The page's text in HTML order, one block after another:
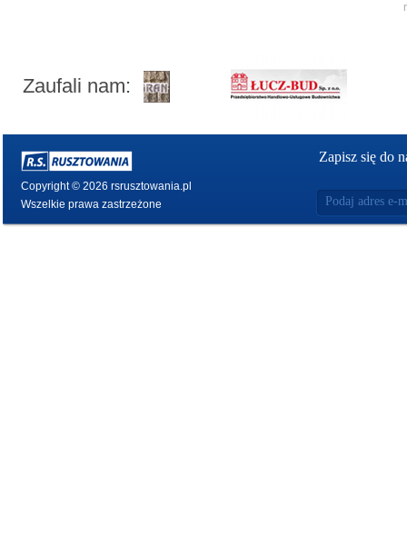
Zaufali nam:
Copyright © 2026 rsrusztowania.pl
Wszelkie prawa zastrzeżone
Zapisz się do